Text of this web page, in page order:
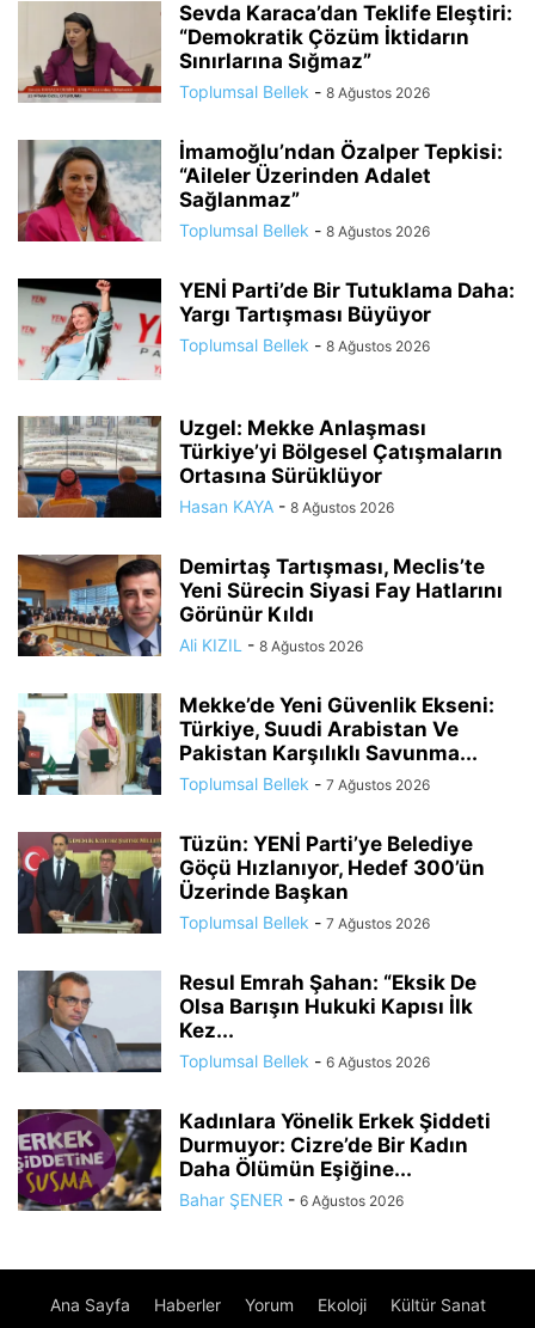
Sevda Karaca’dan Teklife Eleştiri:
“Demokratik Çözüm İktidarın
Sınırlarına Sığmaz”
Toplumsal Bellek - 8 Ağustos 2026
İmamoğlu’ndan Özalper Tepkisi:
“Aileler Üzerinden Adalet
Sağlanmaz”
Toplumsal Bellek - 8 Ağustos 2026
YENİ Parti’de Bir Tutuklama Daha:
Yargı Tartışması Büyüyor
Toplumsal Bellek - 8 Ağustos 2026
Uzgel: Mekke Anlaşması
Türkiye’yi Bölgesel Çatışmaların
Ortasına Sürüklüyor
Hasan KAYA - 8 Ağustos 2026
Demirtaş Tartışması, Meclis’te
Yeni Sürecin Siyasi Fay Hatlarını
Görünür Kıldı
Ali KIZIL - 8 Ağustos 2026
Mekke’de Yeni Güvenlik Ekseni:
Türkiye, Suudi Arabistan Ve
Pakistan Karşılıklı Savunma...
Toplumsal Bellek - 7 Ağustos 2026
Tüzün: YENİ Parti’ye Belediye
Göçü Hızlanıyor, Hedef 300’ün
Üzerinde Başkan
Toplumsal Bellek - 7 Ağustos 2026
Resul Emrah Şahan: “Eksik De
Olsa Barışın Hukuki Kapısı İlk
Kez...
Toplumsal Bellek - 6 Ağustos 2026
Kadınlara Yönelik Erkek Şiddeti
Durmuyor: Cizre’de Bir Kadın
Daha Ölümün Eşiğine...
Bahar ŞENER - 6 Ağustos 2026
Ana Sayfa Haberler Yorum Ekoloji Kültür Sanat